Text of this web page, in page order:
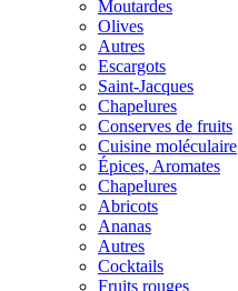
Moutardes
Olives
Autres
Escargots
Saint-Jacques
Chapelures
Conserves de fruits
Cuisine moléculaire
Épices, Aromates
Chapelures
Abricots
Ananas
Autres
Cocktails
Fruits rouges